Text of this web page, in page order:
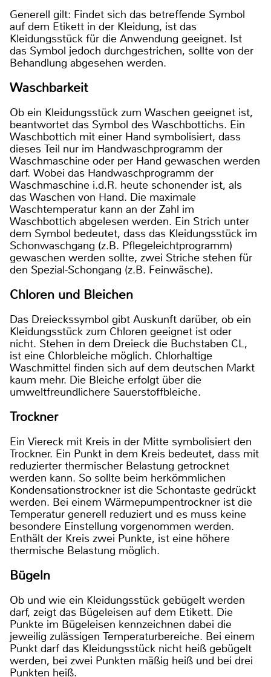
Generell gilt: Findet sich das betreffende Symbol
auf dem Etikett in der Kleidung, ist das
Kleidungsstück für die Anwendung geeignet. Ist
das Symbol jedoch durchgestrichen, sollte von der
Behandlung abgesehen werden.
Waschbarkeit
Ob ein Kleidungsstück zum Waschen geeignet ist,
beantwortet das Symbol des Waschbottichs. Ein
Waschbottich mit einer Hand symbolisiert, dass
dieses Teil nur im Handwaschprogramm der
Waschmaschine oder per Hand gewaschen werden
darf. Wobei das Handwaschprogramm der
Waschmaschine i.d.R. heute schonender ist, als
das Waschen von Hand. Die maximale
Waschtemperatur kann an der Zahl im
Waschbottich abgelesen werden. Ein Strich unter
dem Symbol bedeutet, dass das Kleidungsstück im
Schonwaschgang (z.B. Pflegeleichtprogramm)
gewaschen werden sollte, zwei Striche stehen für
den Spezial-Schongang (z.B. Feinwäsche).
Chloren und Bleichen
Das Dreieckssymbol gibt Auskunft darüber, ob ein
Kleidungsstück zum Chloren geeignet ist oder
nicht. Stehen in dem Dreieck die Buchstaben CL,
ist eine Chlorbleiche möglich. Chlorhaltige
Waschmittel finden sich auf dem deutschen Markt
kaum mehr. Die Bleiche erfolgt über die
umweltfreundlichere Sauerstoffbleiche.
Trockner
Ein Viereck mit Kreis in der Mitte symbolisiert den
Trockner. Ein Punkt in dem Kreis bedeutet, dass mit
reduzierter thermischer Belastung getrocknet
werden kann. So sollte beim herkömmlichen
Kondensationstrockner ist die Schontaste gedrückt
werden. Bei einem Wärmepumpentrockner ist die
Temperatur generell reduziert und es muss keine
besondere Einstellung vorgenommen werden.
Enthält der Kreis zwei Punkte, ist eine höhere
thermische Belastung möglich.
Bügeln
Ob und wie ein Kleidungsstück gebügelt werden
darf, zeigt das Bügeleisen auf dem Etikett. Die
Punkte im Bügeleisen kennzeichnen dabei die
jeweilig zulässigen Temperaturbereiche. Bei einem
Punkt darf das Kleidungsstück nicht heiß gebügelt
werden, bei zwei Punkten mäßig heiß und bei drei
Punkten heiß.